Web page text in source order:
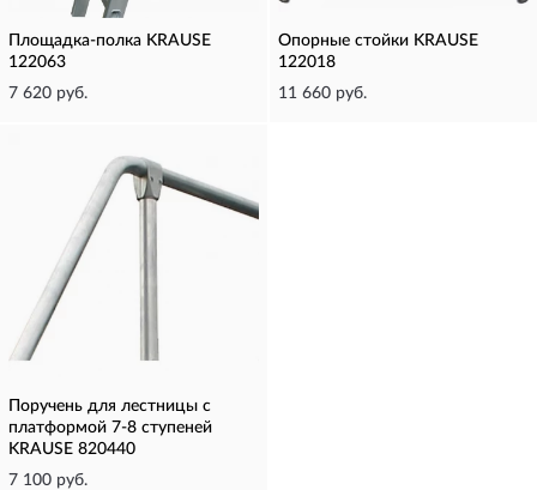
Площадка-полка KRAUSE
122063
7 620 руб.
Опорные стойки KRAUSE
122018
11 660 руб.
Поручень для лестницы с
платформой 7-8 ступеней
KRAUSE 820440
7 100 руб.